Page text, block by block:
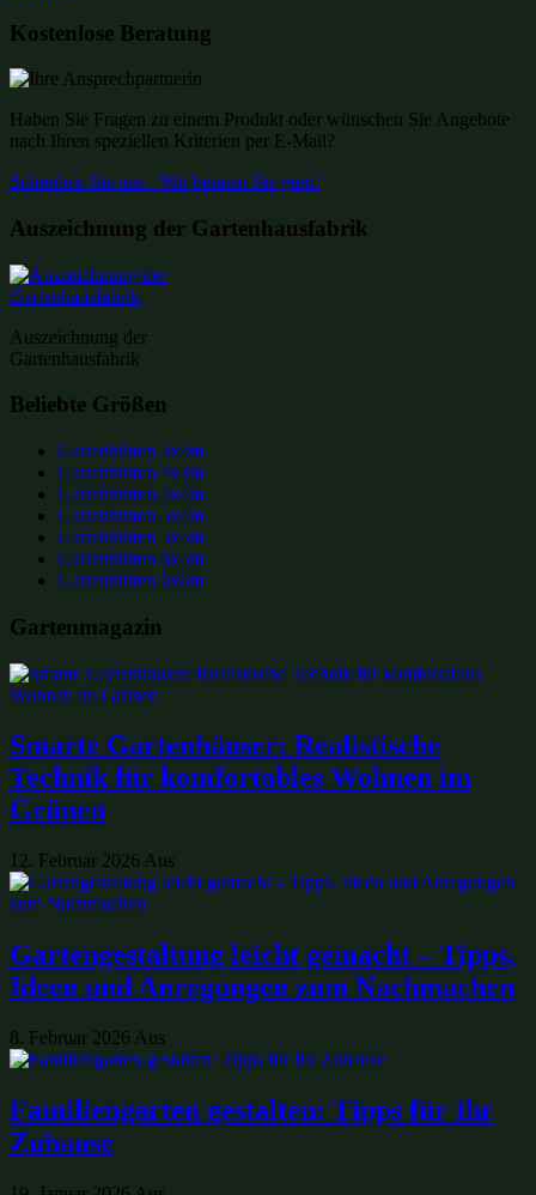
Kostenlose Beratung
Haben Sie Fragen zu einem Produkt oder wünschen Sie Angebote
nach Ihren speziellen Kriterien per E-Mail?
Schreiben Sie uns - Wir beraten Sie gern!
Auszeichnung der Gartenhausfabrik
Auszeichnung der
Gartenhausfabrik
Beliebte Größen
Gartenhütten 3x3m
Gartenhütten 4x3m
Gartenhütten 4x4m
Gartenhütten 5x4m
Gartenhütten 5x5m
Gartenhütten 6x5m
Gartenhütten 6x6m
Gartenmagazin
Smarte Gartenhäuser: Realistische
Technik für komfortables Wohnen im
Grünen
12. Februar 2026 Aus
Gartengestaltung leicht gemacht – Tipps,
Ideen und Anregungen zum Nachmachen
8. Februar 2026 Aus
Familiengarten gestalten: Tipps für Ihr
Zuhause